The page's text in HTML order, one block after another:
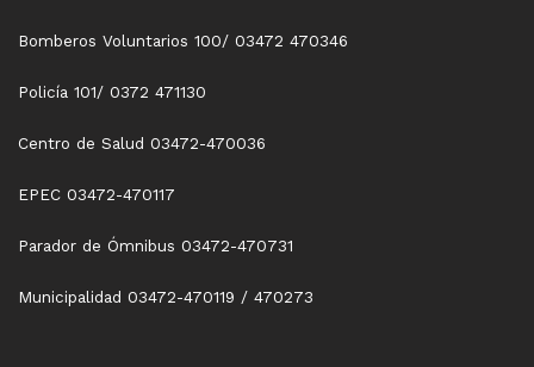
Bomberos Voluntarios 100/ 03472 470346
Policía 101/ 0372 471130
Centro de Salud 03472-470036
EPEC 03472-470117
Parador de Ómnibus 03472-470731
Municipalidad 03472-470119 / 470273